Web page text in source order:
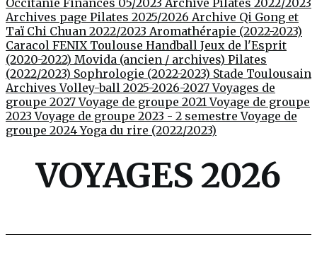
Occitanie Finances 05/2023 Archive Pilates 2022/2023
Archives page Pilates 2025/2026 Archive Qi Gong et
Taï Chi Chuan 2022/2023 Aromathérapie (2022-2023)
Caracol FENIX Toulouse Handball Jeux de l'Esprit
(2020-2022) Movida (ancien / archives) Pilates
(2022/2023) Sophrologie (2022-2023) Stade Toulousain
Archives Volley-ball 2025-2026-2027Voyages de
groupe 2027Voyage de groupe 2021Voyage de groupe
2023Voyage de groupe 2023 - 2 semestreVoyage de
groupe 2024Yoga du rire (2022/2023)
VOYAGES 2026